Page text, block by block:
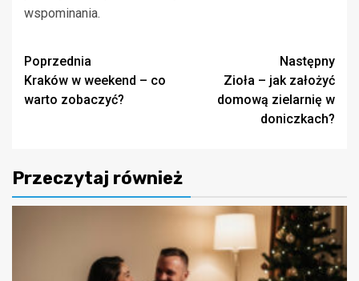
wspominania.
Zobacz
wpisy
Poprzednia
Kraków w weekend – co
warto zobaczyć?
Następny
Zioła – jak założyć
domową zielarnię w
doniczkach?
Przeczytaj również